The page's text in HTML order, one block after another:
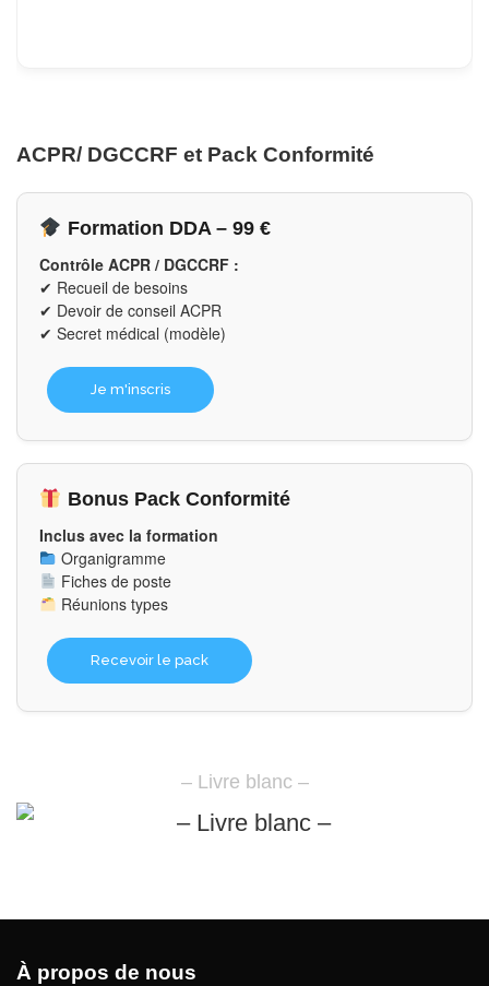
ACPR/ DGCCRF et Pack Conformité
Formation DDA – 99 €
Contrôle ACPR / DGCCRF :
✔ Recueil de besoins
✔ Devoir de conseil ACPR
✔ Secret médical (modèle)
Je m'inscris
Bonus Pack Conformité
Inclus avec la formation
Organigramme
Fiches de poste
Réunions types
Recevoir le pack
– Livre blanc –
À propos de nous